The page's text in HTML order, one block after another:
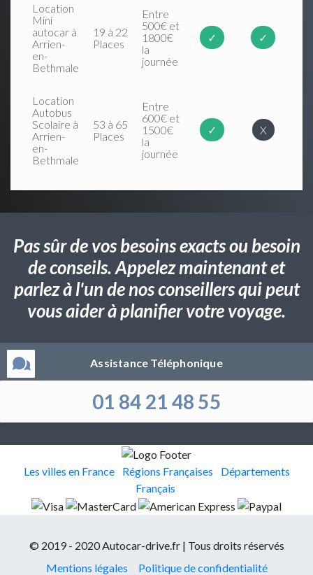
Location
Mini
autocar à
Arrien-
en-
Bethmale
19 à 22
Places
Entre
500€ et
1800€
la
journée
✓ ✓
Location
Autobus
Scolaire à
Arrien-
en-
Bethmale
53 à 65
Places
Entre
600€ et
1500€
la
journée
✓ X
Pas sûr de vos besoins exacts ou besoin
de conseils. Appelez maintenant et
parlez à l'un de nos conseillers qui peut
vous aider à planifier votre voyage.
Assistance Téléphonique
01 84 21 48 55
Les villes en France Régions Françaises
Départements
Français
© 2019 - 2020 Autocar-drive.fr | Tous droits réservés
Mentions légales
Politique de confidentialité